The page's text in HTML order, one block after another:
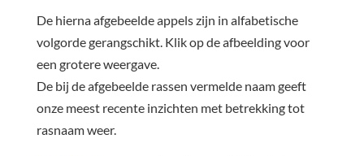
De hierna afgebeelde appels zijn in alfabetische
volgorde gerangschikt. Klik op de afbeelding voor
een grotere weergave.
De bij de afgebeelde rassen vermelde naam geeft
onze meest recente inzichten met betrekking tot
rasnaam weer.